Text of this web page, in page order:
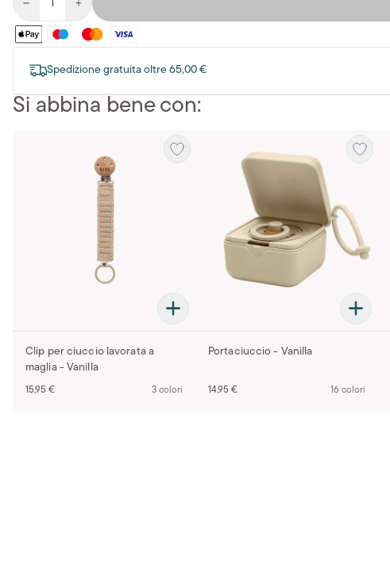
Spedizione gratuita oltre 65,00 €
Si abbina bene con:
Clip per ciuccio lavorata a
maglia - Vanilla
15,95 € 3 colori
Portaciuccio - Vanilla
14,95 € 16 colori